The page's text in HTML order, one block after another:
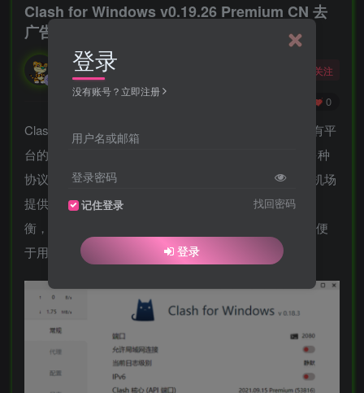
Clash for Windows v0.19.26 Premium CN 去
广告汉化便携版
勇敢的大野狼
酒醒只在花前坐，酒醉还来花下眠。
关注
0
Clash，支持Windows、Android、MacOS、Linux等所有平
台的免费开源网络代理工具，采用go语言开发，支持多种
协议，包括SSR/v2ray/Trojan/Surge等协议，通过订阅机场
提供的协议配置，从而获取大量服务器节点实现负载均
衡，采用Clash API端口来配置和控制Clash核心程序，便
于用户可视化操作和使用。
登录
没有账号？立即注册
用户名或邮箱
登录密码
记住登录 找回密码
登录